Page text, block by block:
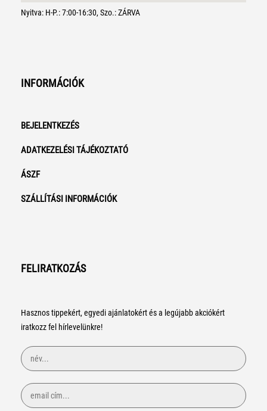
Nyitva: H-P.: 7:00-16:30, Szo.: ZÁRVA
INFORMÁCIÓK
BEJELENTKEZÉS
ADATKEZELÉSI TÁJÉKOZTATÓ
ÁSZF
SZÁLLÍTÁSI INFORMÁCIÓK
FELIRATKOZÁS
Hasznos tippekért, egyedi ajánlatokért és a legújabb akciókért
iratkozz fel hírlevelünkre!